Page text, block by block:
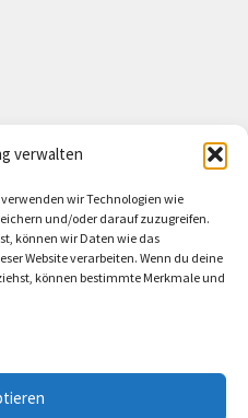
verwalten
wir Technologien wie
und/oder darauf zuzugreifen.
können wir Daten wie das
Website verarbeiten. Wenn du deine
können bestimmte Merkmale und